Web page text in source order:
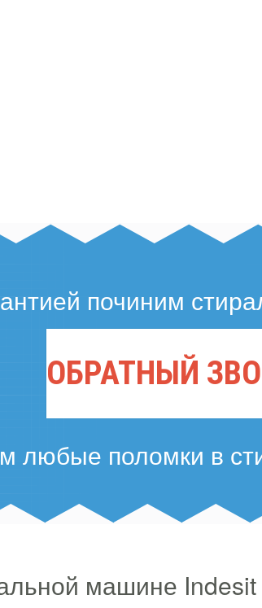
починим
ОБРАТНЫЙ
любые поломки в
машине Indesit